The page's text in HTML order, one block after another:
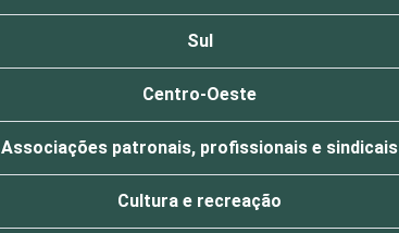
Sul
Centro-Oeste
Associações patronais, profissionais e sindicais
Cultura e recreação